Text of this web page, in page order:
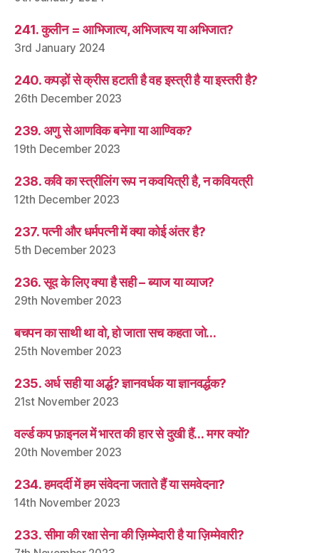
241. कुलीन = आभिजात्य, अभिजात्य या अभिजात?
3rd January 2024
240. कपड़ों से क्रीस हटाती है वह इस्त्री है या इस्तरी है?
26th December 2023
239. अणु से आणविक बनेगा या आण्विक?
19th December 2023
238. कवि का स्त्रीलिंग रूप न कवयित्री है, न कवियत्री
12th December 2023
237. पत्नी और धर्मपत्नी में क्या कोई अंतर है?
5th December 2023
236. सूद के लिए क्या है सही – ब्याज या व्याज?
29th November 2023
बचपन का साथी था वो, हो जाता सच कहता जो…
25th November 2023
235. अर्ध सही या अर्द्ध? ज्ञानवर्धक या ज्ञानवर्द्धक?
21st November 2023
वर्ल्ड कप फ़ाइनल में भारत की हार से दुखी हैं… मगर क्यों?
20th November 2023
234. हमदर्दी में हम संवेदना जताते हैं या समवेदना?
14th November 2023
233. सीमा की रक्षा सेना की ज़िम्मेदारी है या ज़िम्मेवारी?